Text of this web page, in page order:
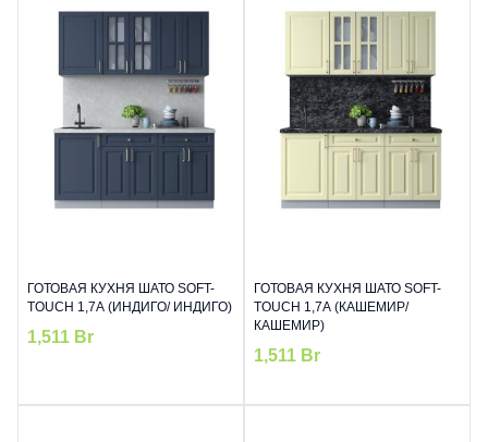
ГОТОВАЯ КУХНЯ ШАТО SOFT-
TOUCH 1,7А (ИНДИГО/ ИНДИГО)
1,511 Br
ГОТОВАЯ КУХНЯ ШАТО SOFT-
TOUCH 1,7А (КАШЕМИР/
КАШЕМИР)
1,511 Br